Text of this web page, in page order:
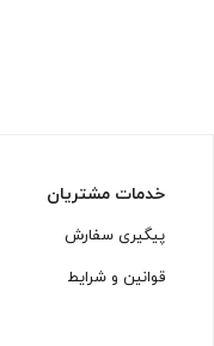
خدمات مشتریان
پیگیری سفارش
قوانین و شرایط